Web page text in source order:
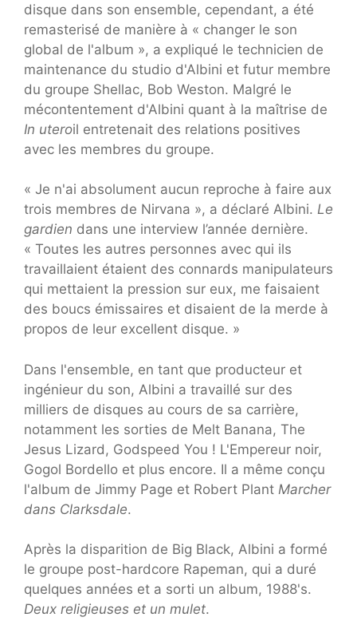
disque dans son ensemble, cependant, a été
remasterisé de manière à « changer le son
global de l'album », a expliqué le technicien de
maintenance du studio d'Albini et futur membre
du groupe Shellac, Bob Weston. Malgré le
mécontentement d'Albini quant à la maîtrise de
In uteroil entretenait des relations positives
avec les membres du groupe.
« Je n'ai absolument aucun reproche à faire aux
trois membres de Nirvana », a déclaré Albini. Le
gardien dans une interview l’année dernière.
« Toutes les autres personnes avec qui ils
travaillaient étaient des connards manipulateurs
qui mettaient la pression sur eux, me faisaient
des boucs émissaires et disaient de la merde à
propos de leur excellent disque. »
Dans l'ensemble, en tant que producteur et
ingénieur du son, Albini a travaillé sur des
milliers de disques au cours de sa carrière,
notamment les sorties de Melt Banana, The
Jesus Lizard, Godspeed You ! L'Empereur noir,
Gogol Bordello et plus encore. Il a même conçu
l'album de Jimmy Page et Robert Plant Marcher
dans Clarksdale.
Après la disparition de Big Black, Albini a formé
le groupe post-hardcore Rapeman, qui a duré
quelques années et a sorti un album, 1988's.
Deux religieuses et un mulet.